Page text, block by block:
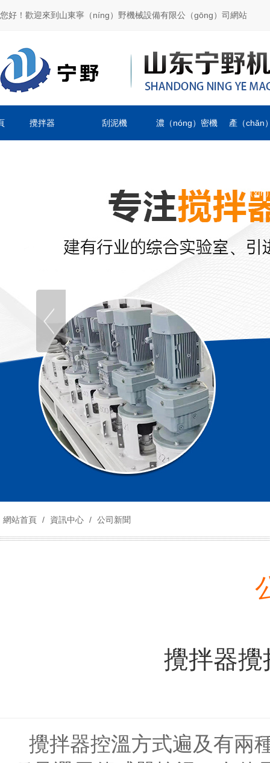
您好！歡迎來到山東寧（níng）野機械設備有限公（gōng）司網站
攪拌器 刮泥機 濃（nóng）密機 產（chǎn
（xīn
網站首頁 / 資訊中心 / 公司新聞
攪拌器
攪拌器控溫方式遍及有兩